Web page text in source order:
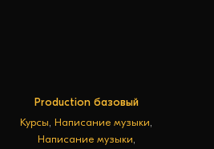
В КОРЗИНУ
Production базовый
Курсы, Написание музыки,
Написание музыки,